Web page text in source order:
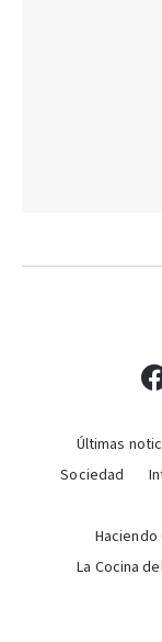
Últimas
Sociedad
Haciendo
La Cocina